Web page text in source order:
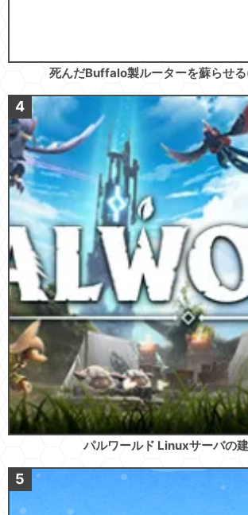
死んだBuffalo製ルーターを蘇らせ
パルワールド Linuxサーバの